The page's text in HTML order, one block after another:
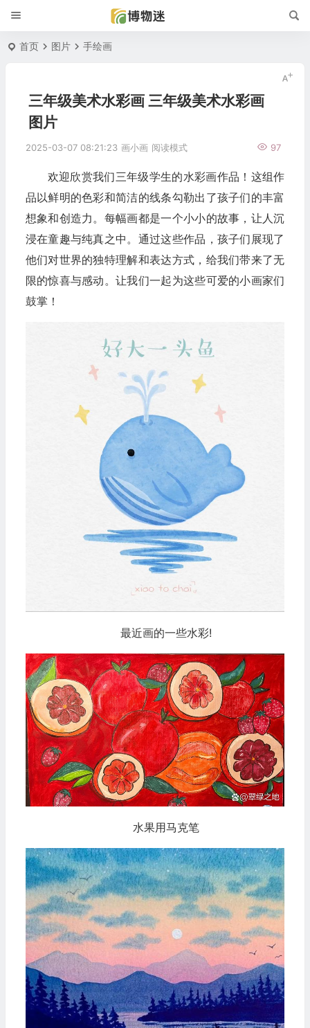
首页 图片 手绘画
三年级美术水彩画 三年级美术水彩画
图片
2025-03-07 08:21:23 画小画 97
阅读模式
欢迎欣赏我们三年级学生的水彩画作品！这组作
品以鲜明的色彩和简洁的线条勾勒出了孩子们的丰富
想象和创造力。每幅画都是一个小小的故事，让人沉
浸在童趣与纯真之中。通过这些作品，孩子们展现了
他们对世界的独特理解和表达方式，给我们带来了无
限的惊喜与感动。让我们一起为这些可爱的小画家们
鼓掌！
最近画的一些水彩!
水果用马克笔